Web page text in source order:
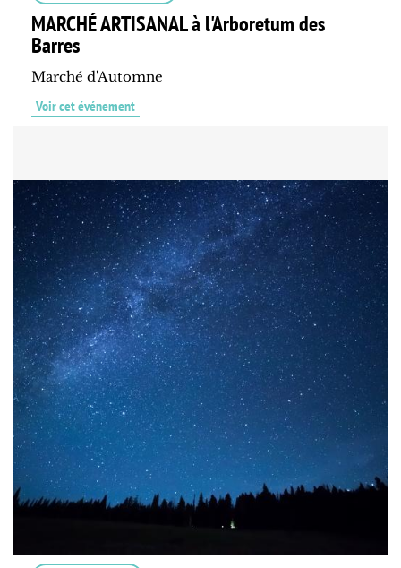
MARCHÉ ARTISANAL à l'Arboretum des
Barres
Marché d'Automne
Voir cet événement